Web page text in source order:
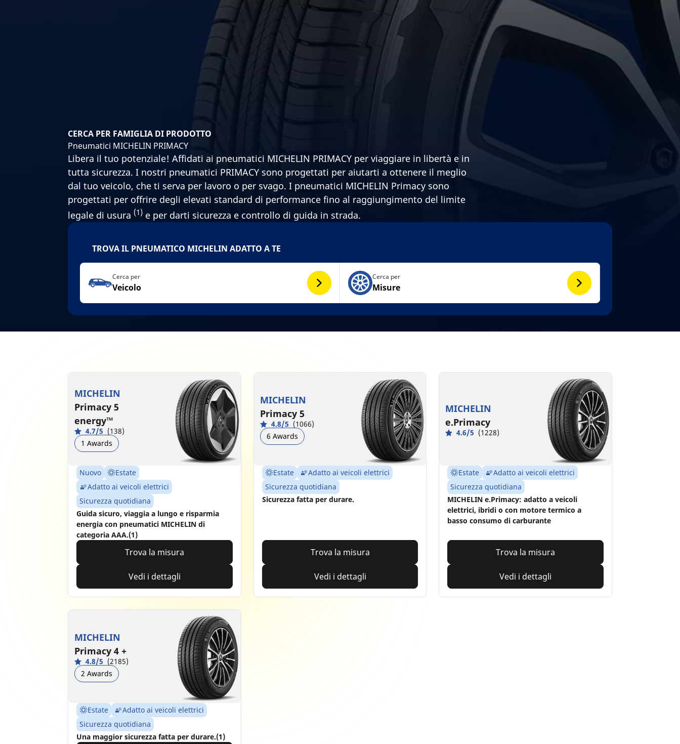
CERCA PER FAMIGLIA DI PRODOTTO
Pneumatici MICHELIN PRIMACY
Libera il tuo potenziale! Affidati ai pneumatici MICHELIN PRIMACY per viaggiare in libertà e in
tutta sicurezza. I nostri pneumatici PRIMACY sono progettati per aiutarti a ottenere il meglio
dal tuo veicolo, che ti serva per lavoro o per svago. I pneumatici MICHELIN Primacy sono
progettati per offrire degli elevati standard di performance fino al raggiungimento del limite
legale di usura (1) e per darti sicurezza e controllo di guida in strada.
TROVA IL PNEUMATICO MICHELIN ADATTO A TE
Cerca per
Veicolo
Cerca per
Misure
MICHELIN
Primacy 5
energy™
4.7/5 (138)
1 Awards
Nuovo
Estate
Adatto ai veicoli elettrici
Sicurezza quotidiana
Guida sicuro, viaggia a lungo e risparmia
energia con pneumatici MICHELIN di
categoria AAA.(1)
Trova la misura
Vedi i dettagli
MICHELIN
Primacy 5
4.8/5 (1066)
6 Awards
Estate
Adatto ai veicoli elettrici
Sicurezza quotidiana
Sicurezza fatta per durare.
Trova la misura
Vedi i dettagli
MICHELIN
e.Primacy
4.6/5 (1228)
Estate
Adatto ai veicoli elettrici
Sicurezza quotidiana
MICHELIN e.Primacy: adatto a veicoli
elettrici, ibridi o con motore termico a
basso consumo di carburante
Trova la misura
Vedi i dettagli
MICHELIN
Primacy 4 +
4.8/5 (2185)
2 Awards
Estate
Adatto ai veicoli elettrici
Sicurezza quotidiana
Una maggior sicurezza fatta per durare.(1)